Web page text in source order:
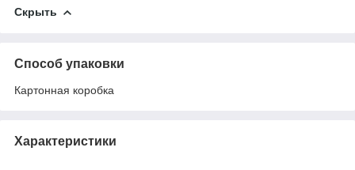
Скрыть
Способ упаковки
Картонная коробка
Характеристики